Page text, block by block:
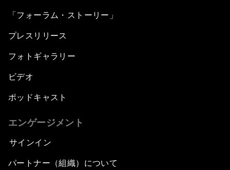
「フォーラム・ストーリー」
プレスリリース
フォトギャラリー
ビデオ
ポッドキャスト
エンゲージメント
サインイン
パートナー（組織）について